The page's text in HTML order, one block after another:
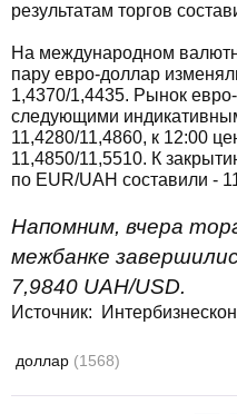
результатам торгов
На международном
пару евро-доллар
1,4370/1,4435. Рынок
следующими
11,4280/11,4860, к 12:00
11,4850/11,5510. К
по EUR/UAH составили -
Напомним, вчера
межбанке
7,9840 UAH/USD.
Источник:
доллар (1568)